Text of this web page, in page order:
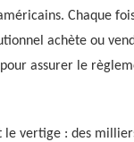
Chaque
achète ou
assurer le
le vertige : des